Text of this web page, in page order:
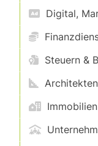
Digital,
Steuern &
Immobilien